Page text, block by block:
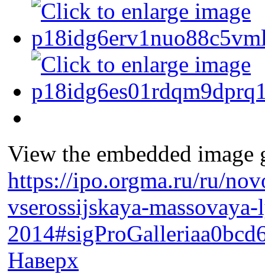
View the embedded
https://ipo.orgma.ru/ru/
vserossijskaya-
Наверх